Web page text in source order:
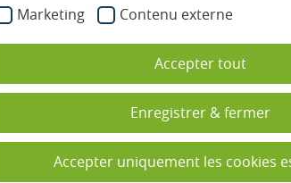
Marketing Contenu externe
Accepter tout
Enregistrer & fermer
Accepter uniquement les cookies
espace sauna
Restaurants
Pension privilège
École de cuisine
Calendrier
Nature et activités
Randonnée et
Vélo et V.T.T.
Golf dans la
à deux à l’hôtel